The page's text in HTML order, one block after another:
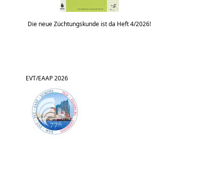
Die neue Züchtungskunde ist da Heft 4/2026!
EVT/EAAP 2026